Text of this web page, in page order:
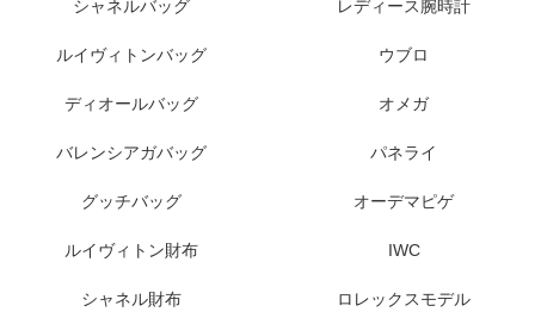
シャネルバッグ
ルイヴィトンバッグ
ディオールバッグ
バレンシアガバッグ
グッチバッグ
ルイヴィトン財布
シャネル財布
レディース腕時計
ウブロ
オメガ
パネライ
オーデマピゲ
IWC
ロレックスモデル